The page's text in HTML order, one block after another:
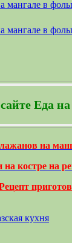
Еда
на
костре на
кухня